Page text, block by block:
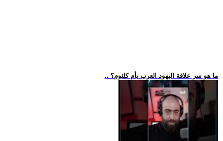
.. ما هو سر علاقة اليهود العرب بأم كلثوم؟